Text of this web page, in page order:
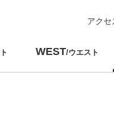
アクセ
WEST/ウエスト